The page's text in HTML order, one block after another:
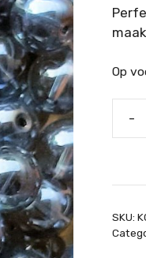
Op
-
mm,
met
SKU: